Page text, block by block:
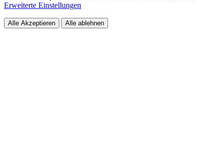
Erweiterte Einstellungen
Alle Akzeptieren Alle ablehnen